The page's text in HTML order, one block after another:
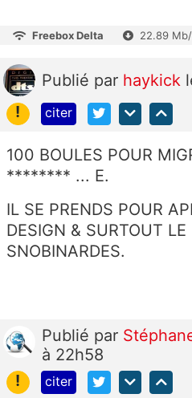
Freebox Delta 22.89
Publié par haykick
!
citer
100 BOULES POUR
******** ... E.
IL SE PRENDS POUR
DESIGN & SURTOUT
SNOBINARDES.
Publié par
à 22h58
!
citer